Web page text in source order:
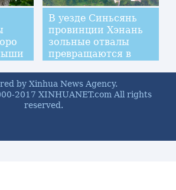
В уезде Синьсянь
провинции Хэнань
зольные отвалы
превращаются в
by Xinhua News Agency.
2017 XINHUANET.com All rights
reserved.